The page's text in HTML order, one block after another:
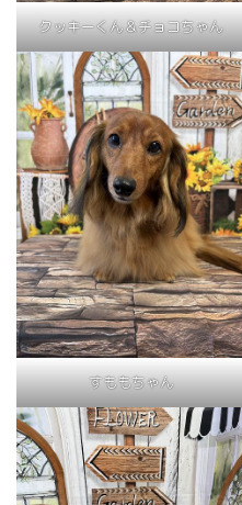
クッキーくん＆チョコちゃん
すももちゃん